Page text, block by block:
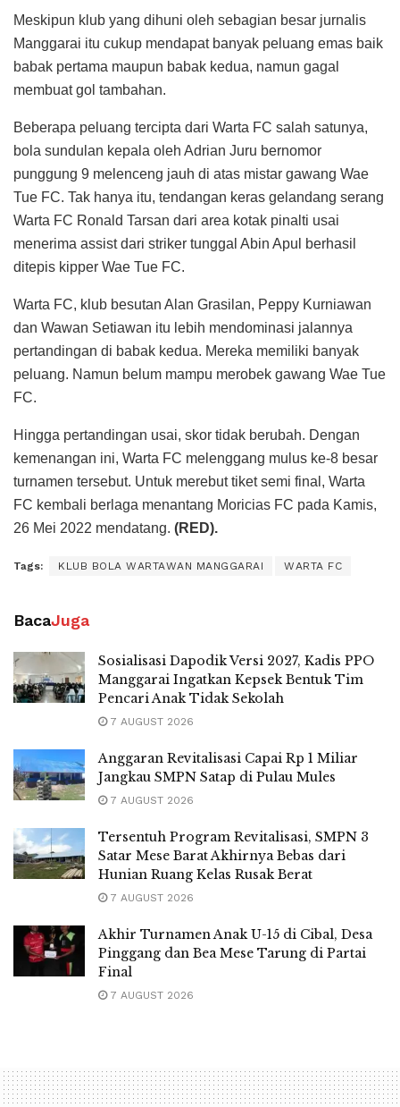
Meskipun klub yang dihuni oleh sebagian besar jurnalis
Manggarai itu cukup mendapat banyak peluang emas baik
babak pertama maupun babak kedua, namun gagal
membuat gol tambahan.
Beberapa peluang tercipta dari Warta FC salah satunya,
bola sundulan kepala oleh Adrian Juru bernomor
punggung 9 melenceng jauh di atas mistar gawang Wae
Tue FC. Tak hanya itu, tendangan keras gelandang serang
Warta FC Ronald Tarsan dari area kotak pinalti usai
menerima assist dari striker tunggal Abin Apul berhasil
ditepis kipper Wae Tue FC.
Warta FC, klub besutan Alan Grasilan, Peppy Kurniawan
dan Wawan Setiawan itu lebih mendominasi jalannya
pertandingan di babak kedua. Mereka memiliki banyak
peluang. Namun belum mampu merobek gawang Wae Tue
FC.
Hingga pertandingan usai, skor tidak berubah. Dengan
kemenangan ini, Warta FC melenggang mulus ke-8 besar
turnamen tersebut. Untuk merebut tiket semi final, Warta
FC kembali berlaga menantang Moricias FC pada Kamis,
26 Mei 2022 mendatang. (RED).
Tags: KLUB BOLA WARTAWAN MANGGARAI WARTA FC
BacaJuga
Sosialisasi Dapodik Versi 2027, Kadis PPO
Manggarai Ingatkan Kepsek Bentuk Tim
Pencari Anak Tidak Sekolah
7 AUGUST 2026
Anggaran Revitalisasi Capai Rp 1 Miliar
Jangkau SMPN Satap di Pulau Mules
7 AUGUST 2026
Tersentuh Program Revitalisasi, SMPN 3
Satar Mese Barat Akhirnya Bebas dari
Hunian Ruang Kelas Rusak Berat
7 AUGUST 2026
Akhir Turnamen Anak U-15 di Cibal, Desa
Pinggang dan Bea Mese Tarung di Partai
Final
7 AUGUST 2026